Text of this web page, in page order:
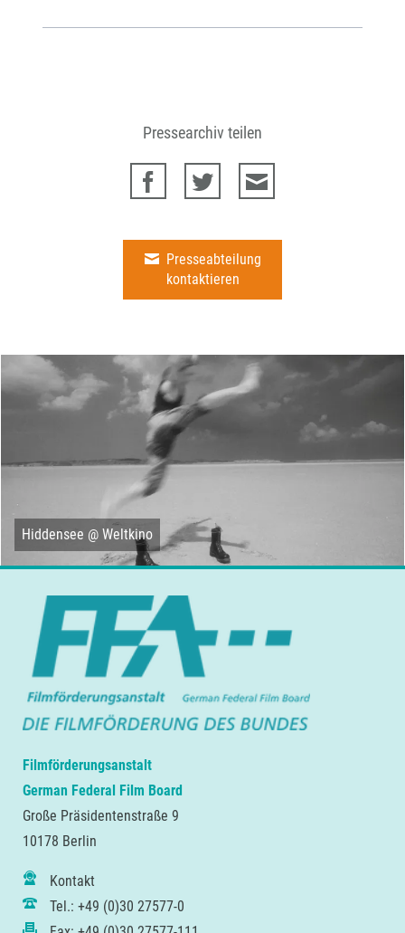
Pressearchiv teilen
Presseabteilung
kontaktieren
Hiddensee @ Weltkino
Filmförderungsanstalt
German Federal Film Board
Große Präsidentenstraße 9
10178 Berlin
Kontakt
Tel.: +49 (0)30 27577-0